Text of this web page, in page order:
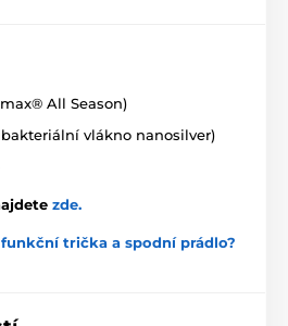
All Season)
vlákno nanosilver)
zde.
trička a spodní prádlo?